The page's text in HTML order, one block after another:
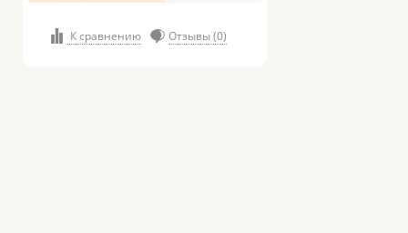
К сравнению Отзывы (0)